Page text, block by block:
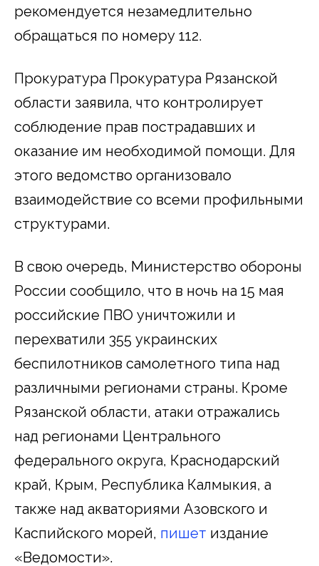
рекомендуется незамедлительно
обращаться по номеру 112.
Прокуратура Прокуратура Рязанской
области заявила, что контролирует
соблюдение прав пострадавших и
оказание им необходимой помощи. Для
этого ведомство организовало
взаимодействие со всеми профильными
структурами.
В свою очередь, Министерство обороны
России сообщило, что в ночь на 15 мая
российские ПВО уничтожили и
перехватили 355 украинских
беспилотников самолетного типа над
различными регионами страны. Кроме
Рязанской области, атаки отражались
над регионами Центрального
федерального округа, Краснодарский
край, Крым, Республика Калмыкия, а
также над акваториями Азовского и
Каспийского морей, пишет издание
«Ведомости».